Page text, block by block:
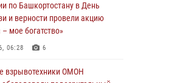
будущее: В Башкортостане
Росгвардии "Письмо
по Башкортостану в День
и верности провели акцию
мое богатство»
06:28 6
взрывотехники ОМОН